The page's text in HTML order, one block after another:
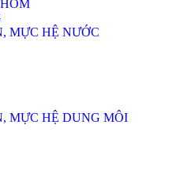
MỰC HỆ NƯỚC
MỰC HỆ DUNG MÔI